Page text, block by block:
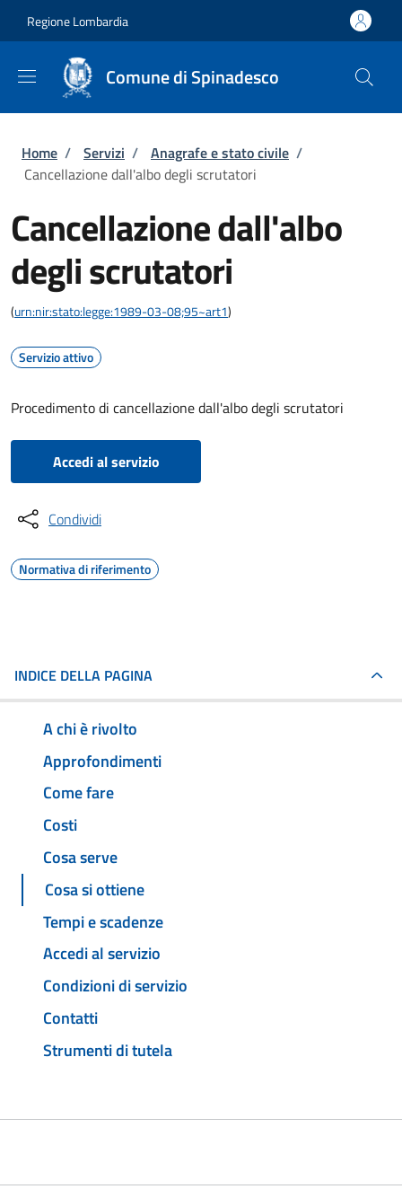
Regione Lombardia
Comune di Spinadesco
Briciole di pane
Home / Servizi / Anagrafe e stato civile /
Cancellazione dall'albo degli scrutatori
Cancellazione dall'albo
degli scrutatori
(urn:nir:stato:legge:1989-03-08;95~art1)
Servizio attivo
Procedimento di cancellazione dall'albo degli scrutatori
Accedi al servizio
Condividi
Normativa di riferimento
INDICE DELLA PAGINA
A chi è rivolto
Approfondimenti
Come fare
Costi
Cosa serve
Cosa si ottiene
Tempi e scadenze
Accedi al servizio
Condizioni di servizio
Contatti
Strumenti di tutela